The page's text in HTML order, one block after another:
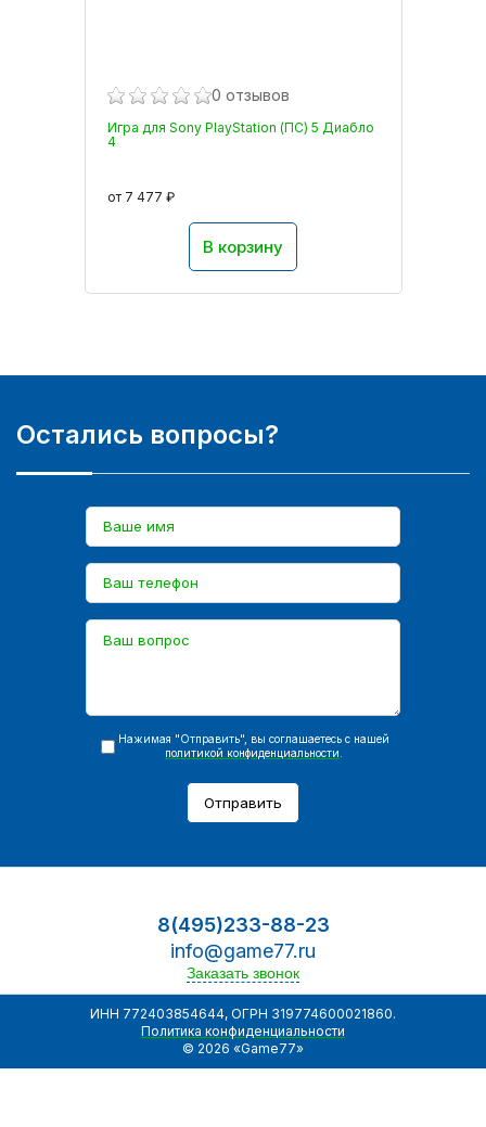
0 отзывов
Игра для Sony PlayStation (ПС) 5 Диабло
4
от 7 477 ₽
В корзину
Остались вопросы?
Нажимая "Отправить", вы соглашаетесь с нашей
политикой конфиденциальности
Отправить
8(495)233-88-23
info@game77.ru
Заказать звонок
ИНН 772403854644, ОГРН 319774600021860.
Политика конфиденциальности
© 2026 «Game77»